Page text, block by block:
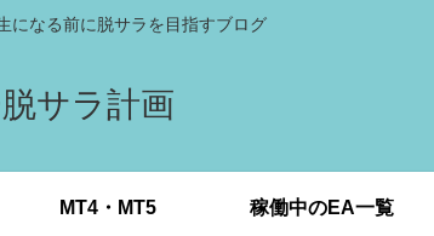
になる前に脱サラを目指すブログ
サラ計画
MT4・MT5 稼働中のEA一覧